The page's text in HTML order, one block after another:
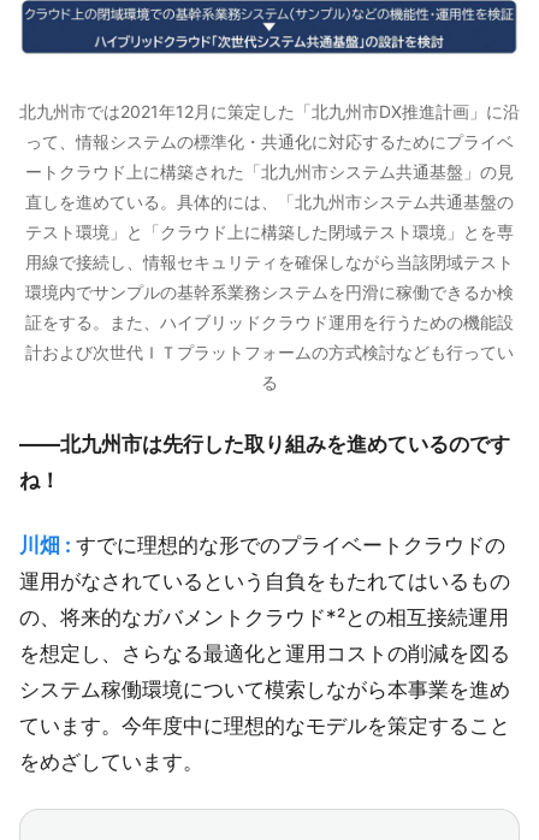
北九州市では2021年12月に策定した「北九州市DX推進計画」に沿
って、情報システムの標準化・共通化に対応するためにプライベ
ートクラウド上に構築された「北九州市システム共通基盤」の見
直しを進めている。具体的には、「北九州市システム共通基盤の
テスト環境」と「クラウド上に構築した閉域テスト環境」とを専
用線で接続し、情報セキュリティを確保しながら当該閉域テスト
環境内でサンプルの基幹系業務システムを円滑に稼働できるか検
証をする。また、ハイブリッドクラウド運用を行うための機能設
計および次世代ＩＴプラットフォームの方式検討なども行ってい
る
――北九州市は先行した取り組みを進めているのです
ね！
川畑 : すでに理想的な形でのプライベートクラウドの
運用がなされているという自負をもたれてはいるもの
の、将来的なガバメントクラウド*²との相互接続運用
を想定し、さらなる最適化と運用コストの削減を図る
システム稼働環境について模索しながら本事業を進め
ています。今年度中に理想的なモデルを策定すること
をめざしています。